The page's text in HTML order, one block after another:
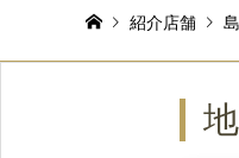
紹介店舗